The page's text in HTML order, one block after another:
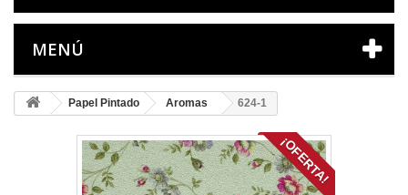
MENÚ
Papel Pintado Aromas 624-1
¡OFERTA!